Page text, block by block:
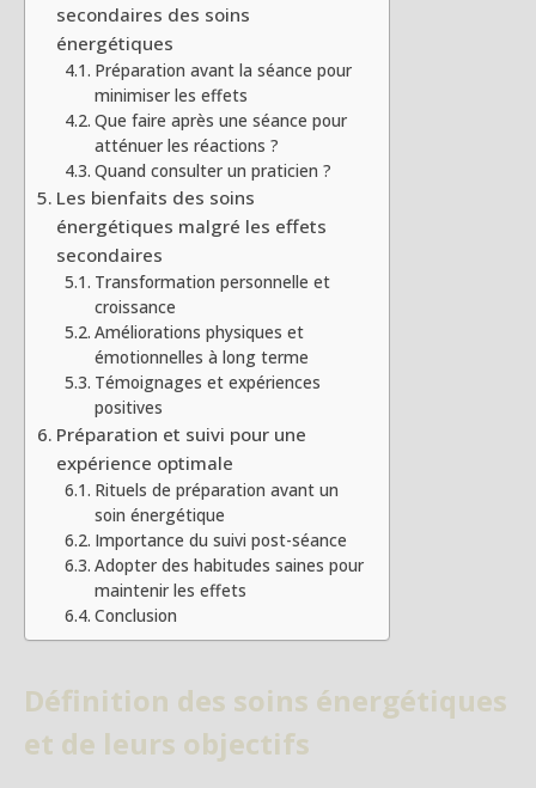
secondaires des soins
énergétiques
Préparation avant la séance pour
minimiser les effets
Que faire après une séance pour
atténuer les réactions ?
Quand consulter un praticien ?
Les bienfaits des soins
énergétiques malgré les effets
secondaires
Transformation personnelle et
croissance
Améliorations physiques et
émotionnelles à long terme
Témoignages et expériences
positives
Préparation et suivi pour une
expérience optimale
Rituels de préparation avant un
soin énergétique
Importance du suivi post-séance
Adopter des habitudes saines pour
maintenir les effets
Conclusion
Définition des soins énergétiques
et de leurs objectifs